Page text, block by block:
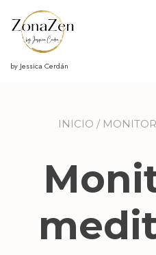
contenido
by Jessica Cerdán
INICIO /